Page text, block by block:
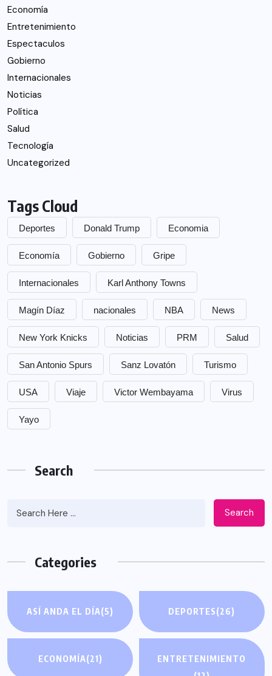
Economía
Entretenimiento
Espectaculos
Gobierno
Internacionales
Noticias
Política
Salud
Tecnología
Uncategorized
Tags Cloud
Deportes Donald Trump Economia
Economía Gobierno Gripe
Internacionales Karl Anthony Towns
Magín Díaz nacionales NBA News
New York Knicks Noticias PRM Salud
San Antonio Spurs Sanz Lovatón Turismo
USA Viaje Victor Wembayama Virus
Yayo
Search
Search
Categories
ASÍ ANDA EL DÍA(5) DEPORTES(26)
ECONOMÍA(21)
ENTRETENIMIENTO